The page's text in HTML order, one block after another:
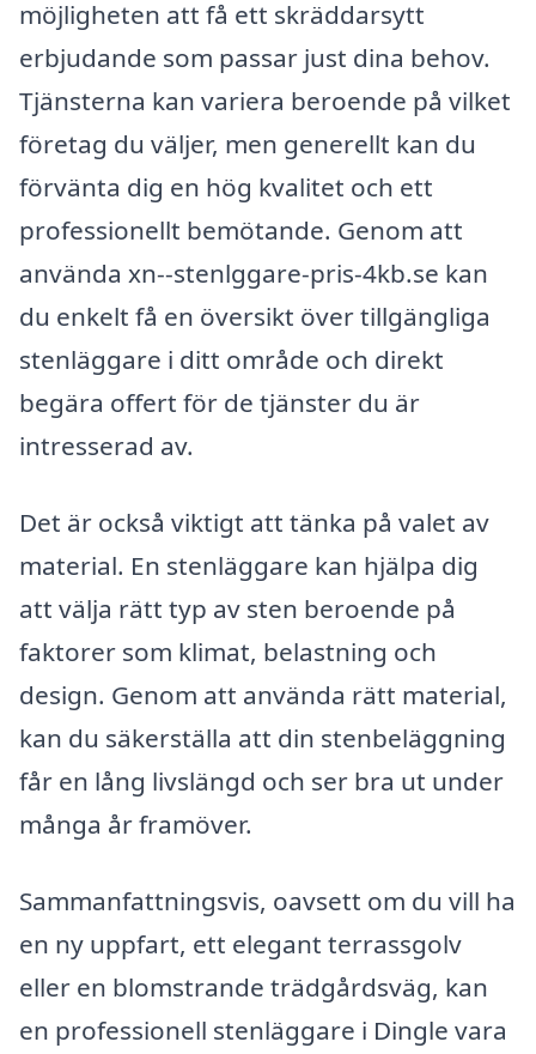
möjligheten att få ett skräddarsytt
erbjudande som passar just dina behov.
Tjänsterna kan variera beroende på vilket
företag du väljer, men generellt kan du
förvänta dig en hög kvalitet och ett
professionellt bemötande. Genom att
använda xn--stenlggare-pris-4kb.se kan
du enkelt få en översikt över tillgängliga
stenläggare i ditt område och direkt
begära offert för de tjänster du är
intresserad av.
Det är också viktigt att tänka på valet av
material. En stenläggare kan hjälpa dig
att välja rätt typ av sten beroende på
faktorer som klimat, belastning och
design. Genom att använda rätt material,
kan du säkerställa att din stenbeläggning
får en lång livslängd och ser bra ut under
många år framöver.
Sammanfattningsvis, oavsett om du vill ha
en ny uppfart, ett elegant terrassgolv
eller en blomstrande trädgårdsväg, kan
en professionell stenläggare i Dingle vara